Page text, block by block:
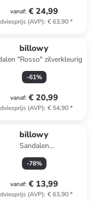
vanaf: € 24,99
(AVP): € 63,90*
billowy
"Rosso" zilverkleurig
-61%
vanaf: € 20,99
(AVP): € 54,90*
billowy
Sandalen
zilverkleurig/meerkleurig
-78%
vanaf: € 13,99
(AVP): € 63,90*